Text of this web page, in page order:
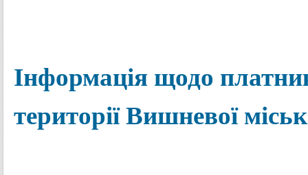
Інформація щодо
території Вишневої